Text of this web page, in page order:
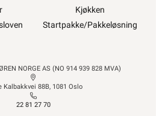
Kjøkken
Startpakke/Pakkeløsning
NORGE AS (NO 914 939 828 MVA)
Kalbakkvei 88B, 1081 Oslo
22 81 27 70